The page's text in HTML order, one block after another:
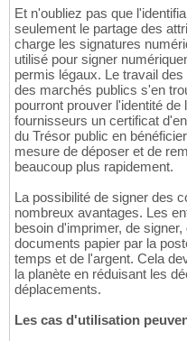
Et n'oubliez pas que
seulement le partage des
charge les signatures
utilisé pour signer
permis légaux. Le travail
des marchés publics s'en
pourront prouver l'identité
fournisseurs un certificat
du Trésor public en
mesure de déposer et de
beaucoup plus rapidement.
La possibilité de signer des
nombreux avantages. Les
besoin d'imprimer, de
documents papier par la
temps et de l'argent. Cela
la planète en réduisant les
déplacements.
Les cas d'utilisation